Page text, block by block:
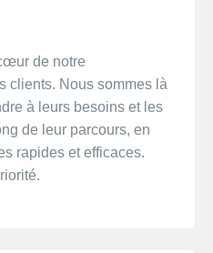
de notre
clients. Nous sommes là
à leurs besoins et les
de leur parcours, en
rapides et efficaces.